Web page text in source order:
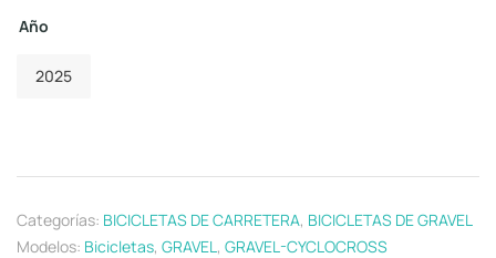
Año
2025
Categorías: BICICLETAS DE CARRETERA, BICICLETAS DE GRAVEL
Modelos: Bicicletas, GRAVEL , GRAVEL-CYCLOCROSS